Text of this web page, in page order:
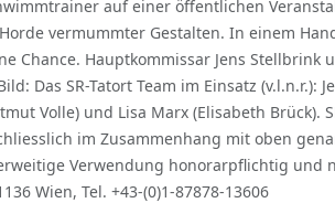
auf einer öffentlichen
vermummter Gestalten. In einem
Chance. Hauptkommissar Jens Stellbrink
Das SR-Tatort Team im Einsatz (v.l.n.r.):
Volle) und Lisa Marx (Elisabeth Brück).
im Zusammenhang mit oben
Verwendung honorarpflichtig
Wien, Tel. +43-(0)1-87878-13606